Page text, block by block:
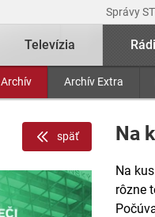
Správy
Televízia
Archív Archív Extra
Na
Na
rôzne
späť